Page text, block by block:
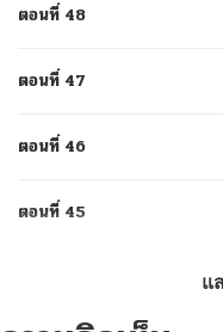
ตอนที่ 48
ตอนที่ 47
ตอนที่ 46
ตอนที่ 45
แ